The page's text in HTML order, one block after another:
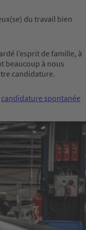
du travail bien
l’esprit de famille, à
beaucoup à nous
candidature.
candidature spontanée